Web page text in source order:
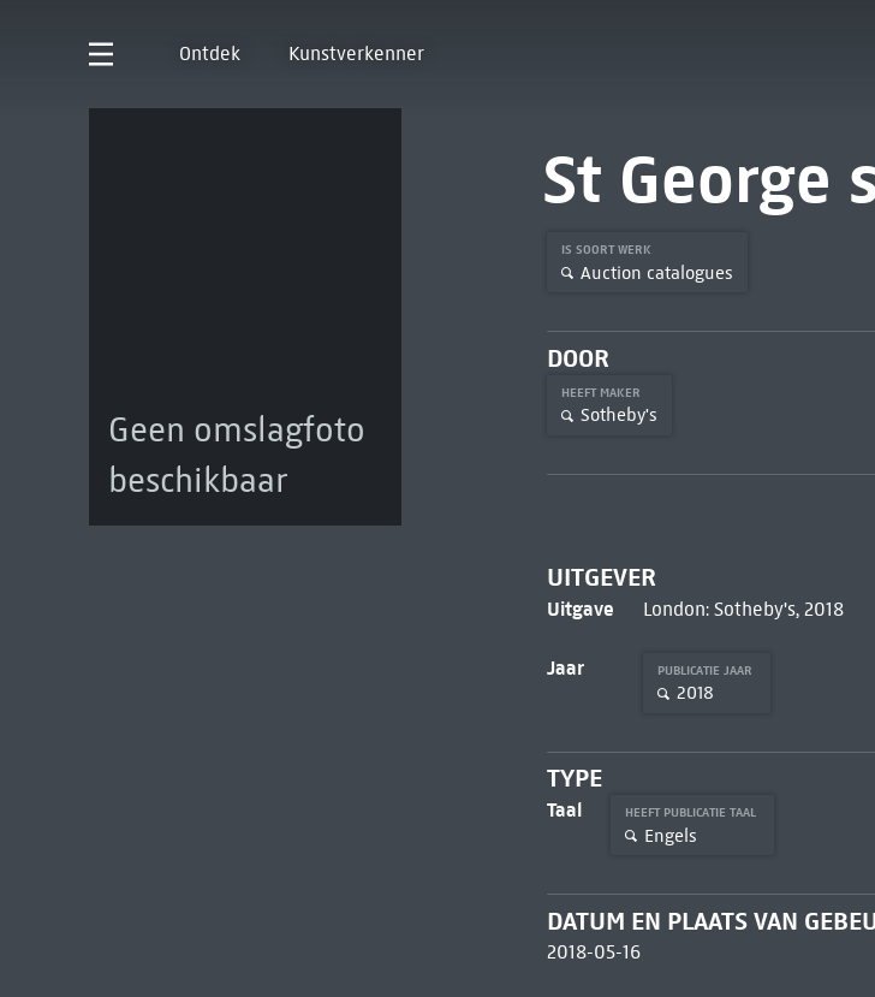
Ontdek Kunstverkenner
Geen omslagfoto
beschikbaar
St George
IS SOORT WERK
Auction catalogues
DOOR
HEEFT MAKER
Sotheby's
UITGEVER
Uitgave London: Sotheby's, 2018
Jaar PUBLICATIE JAAR
2018
TYPE
Taal HEEFT PUBLICATIE TAAL
Engels
DATUM EN PLAATS VAN
2018-05-16